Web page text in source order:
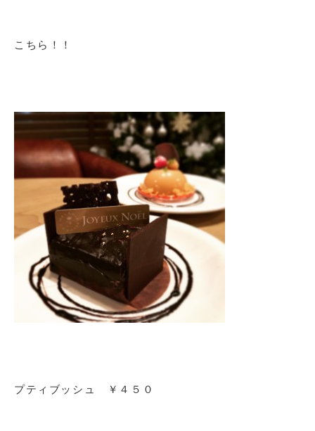
こちら！！
プティブッシュ ￥４５０